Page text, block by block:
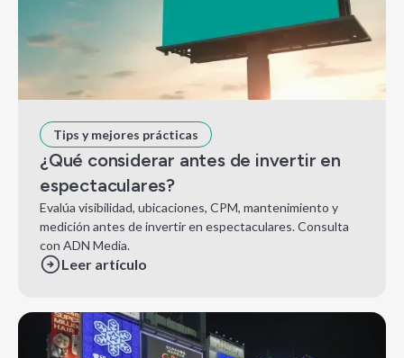
Tips y mejores prácticas
¿Qué considerar antes de invertir en
espectaculares?
Evalúa visibilidad, ubicaciones, CPM, mantenimiento y
medición antes de invertir en espectaculares. Consulta
con ADN Media.
Leer artículo